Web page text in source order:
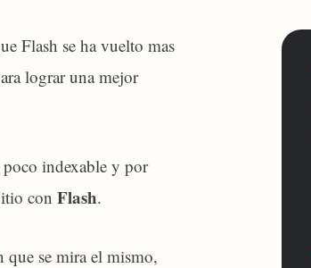
Flash se ha vuelto mas
lograr una mejor
poco indexable y por
conFlash.
se mira el mismo,